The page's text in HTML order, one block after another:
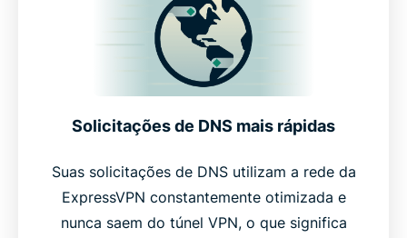
Solicitações de DNS mais rápidas
Suas solicitações de DNS utilizam a rede da
ExpressVPN constantemente otimizada e
nunca saem do túnel VPN, o que significa